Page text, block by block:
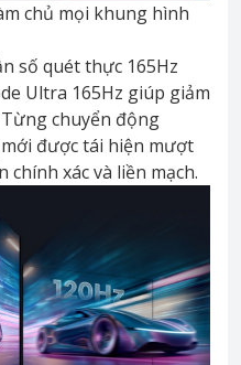
chủ mọi khung hình
số quét thực 165Hz
Ultra 165Hz giúp giảm
chuyển động
được tái hiện mượt
chính xác và liền mạch.